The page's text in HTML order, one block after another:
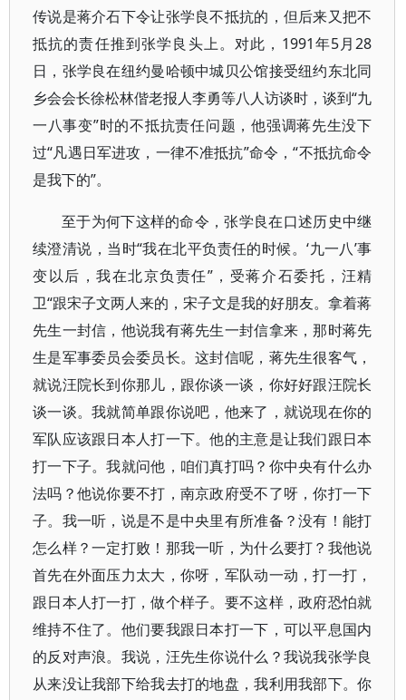
传说是蒋介石下令让张学良不抵抗的，但后来又把不
抵抗的责任推到张学良头上。对此，1991年5月28
日，张学良在纽约曼哈顿中城贝公馆接受纽约东北同
乡会会长徐松林偕老报人李勇等八人访谈时，谈到“九
一八事变”时的不抵抗责任问题，他强调蒋先生没下
过“凡遇日军进攻，一律不准抵抗”命令，“不抵抗命令
是我下的”。
至于为何下这样的命令，张学良在口述历史中继
续澄清说，当时“我在北平负责任的时候。‘九一八’事
变以后，我在北京负责任”，受蒋介石委托，汪精
卫“跟宋子文两人来的，宋子文是我的好朋友。拿着蒋
先生一封信，他说我有蒋先生一封信拿来，那时蒋先
生是军事委员会委员长。这封信呢，蒋先生很客气，
就说汪院长到你那儿，跟你谈一谈，你好好跟汪院长
谈一谈。我就简单跟你说吧，他来了，就说现在你的
军队应该跟日本人打一下。他的主意是让我们跟日本
打一下子。我就问他，咱们真打吗？你中央有什么办
法吗？他说你要不打，南京政府受不了呀，你打一下
子。我一听，说是不是中央里有所准备？没有！能打
怎么样？一定打败！那我一听，为什么要打？我他说
首先在外面压力太大，你呀，军队动一动，打一打，
跟日本人打一打，做个样子。要不这样，政府恐怕就
维持不住了。他们要我跟日本打一下，可以平息国内
的反对声浪。我说，汪先生你说什么？我说我张学良
从来没让我部下给我去打的地盘，我利用我部下。你